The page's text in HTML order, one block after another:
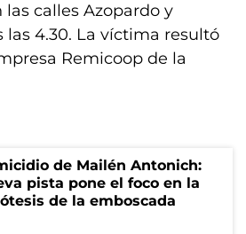
las calles Azopardo y
las 4.30. La víctima resultó
Remicoop de la
de Mailén Antonich:
pista pone el foco en la
de la emboscada